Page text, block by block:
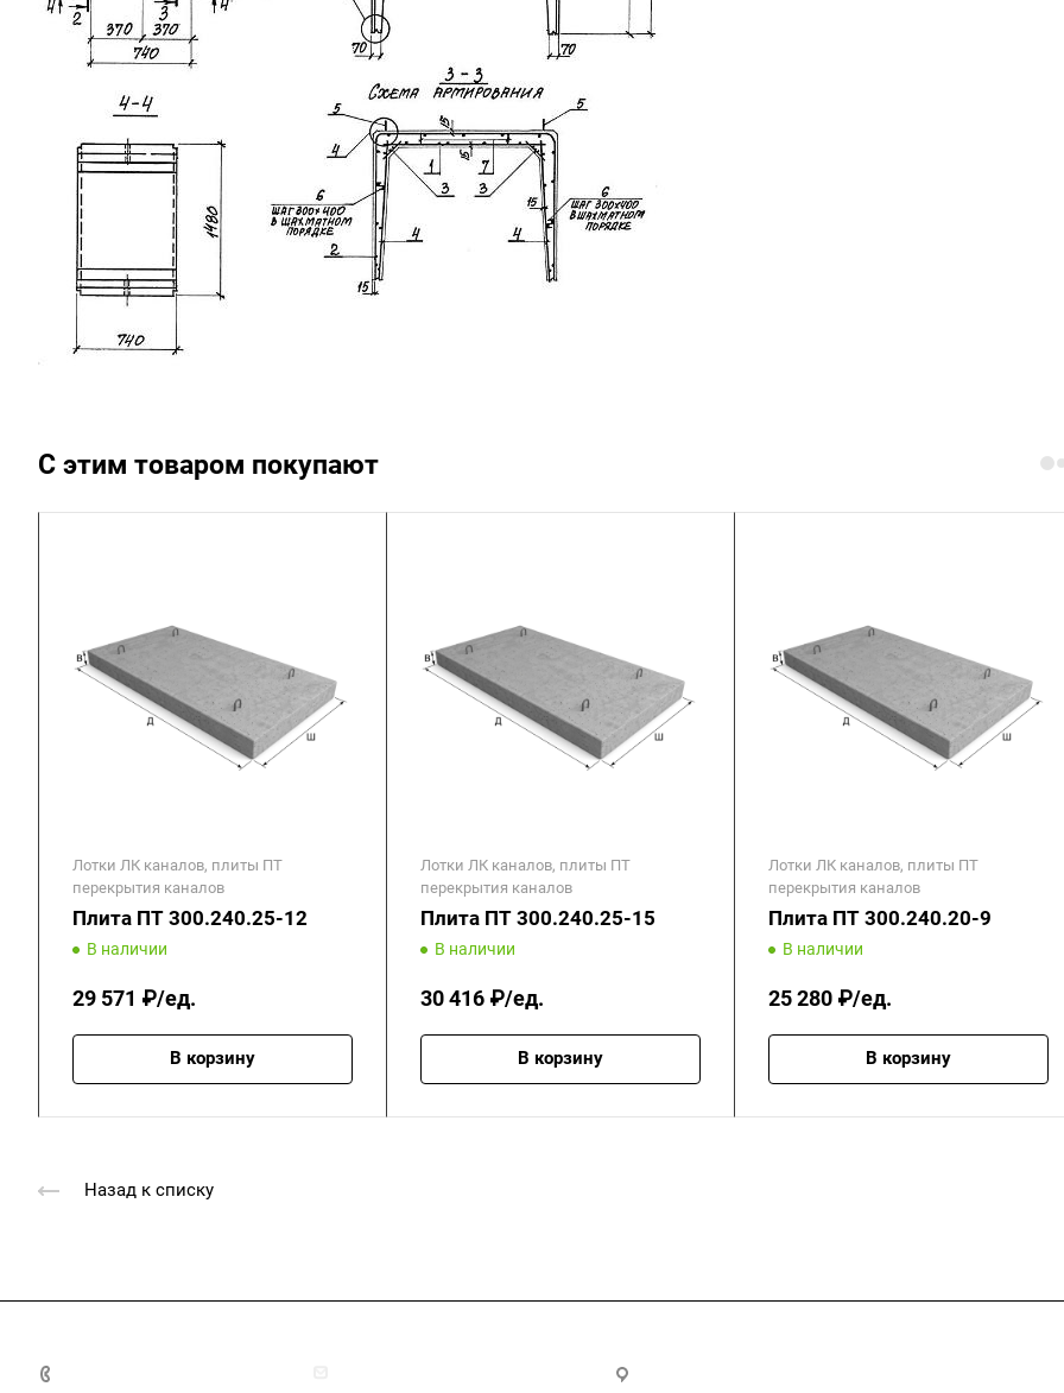
С этим товаром покупают
Лотки ЛК каналов, плиты ПТ
перекрытия каналов
Плита ПТ 300.240.25-12
В наличии
29 571 ₽/ед.
В корзину
Лотки ЛК каналов, плиты ПТ
перекрытия каналов
Плита ПТ 300.240.25-15
В наличии
30 416 ₽/ед.
В корзину
Лотки ЛК каналов, плиты ПТ
перекрытия каналов
Плита ПТ 300.240.20-9
В наличии
25 280 ₽/ед.
В корзину
Назад к списку